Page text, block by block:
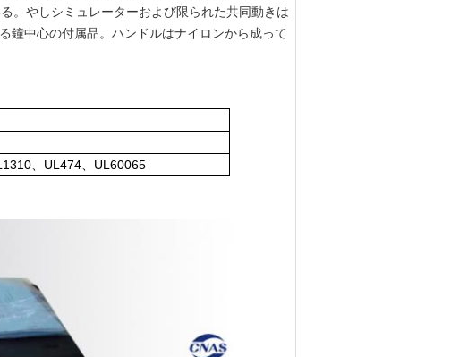
。やしシミュレーターおよび限られた共同動きは
鐘中心の付属品。ハンドルはナイロンから成って
、UL474、UL60065